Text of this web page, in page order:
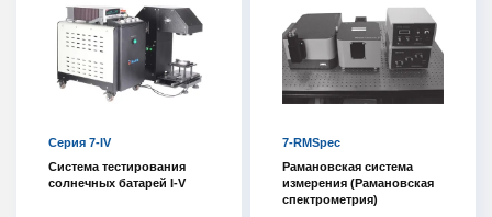
Серия 7-IV
Система тестирования
солнечных батарей I-V
7-RMSpec
Рамановская система
измерения (Рамановская
спектрометрия)